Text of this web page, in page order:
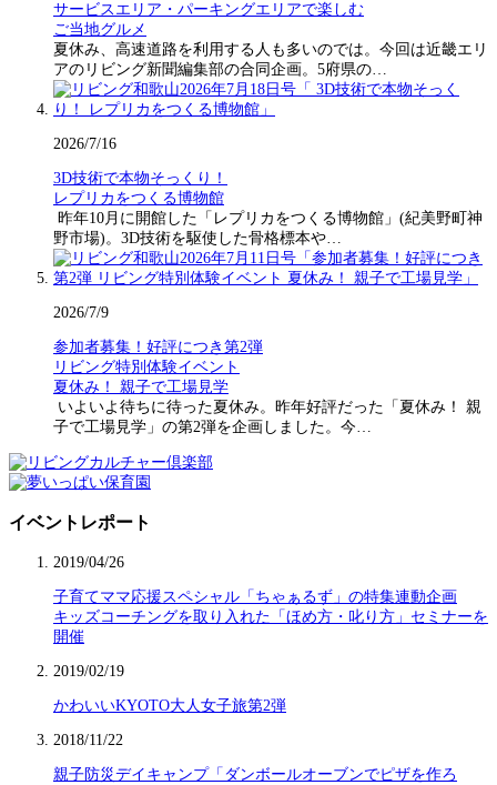
サービスエリア・パーキングエリアで楽しむ
ご当地グルメ
夏休み、高速道路を利用する人も多いのでは。今回は近畿エリ
アのリビング新聞編集部の合同企画。5府県の…
2026/7/16
3D技術で本物そっくり！
レプリカをつくる博物館
昨年10月に開館した「レプリカをつくる博物館」(紀美野町神
野市場)。3D技術を駆使した骨格標本や…
2026/7/9
参加者募集！好評につき第2弾
リビング特別体験イベント
夏休み！ 親子で工場見学
いよいよ待ちに待った夏休み。昨年好評だった「夏休み！ 親
子で工場見学」の第2弾を企画しました。今…
イベントレポート
2019/04/26
子育てママ応援スペシャル「ちゃぁるず」の特集連動企画
キッズコーチングを取り入れた「ほめ方・叱り方」セミナーを
開催
2019/02/19
かわいいKYOTO大人女子旅第2弾
2018/11/22
親子防災デイキャンプ「ダンボールオーブンでピザを作ろ